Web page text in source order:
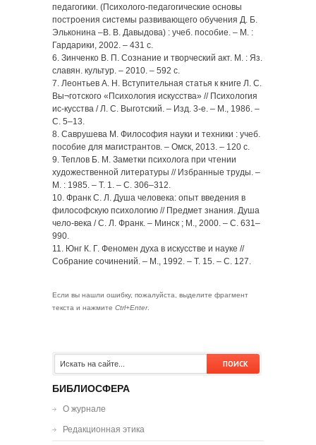
педагогики. (Психолого-педагогические основы
построения системы развивающего обучения Д. Б.
Эльконина –В. В. Давыдова) : учеб. пособие. – М. :
Гардарики, 2002. – 431 с.
6. Зинченко В. П. Сознание и творческий акт. М. : Яз.
славян. культур. – 2010. – 592 с.
7. Леонтьев А. Н. Вступительная статья к книге Л. С.
Вы¬готского «Психология искусства» // Психология
ис-кусства / Л. С. Выготский. – Изд. 3-е. – М., 1986. –
С. 5–13.
8. Саврушева М. Философия науки и техники : учеб.
пособие для магистрантов. – Омск, 2013. – 120 с.
9. Теплов Б. М. Заметки психолога при чтении
художественной литературы // Избранные труды. –
М. : 1985. – Т. 1. – С. 306–312.
10. Франк С. Л. Душа человека: опыт введения в
философскую психологию // Предмет знания. Душа
чело-века / С. Л. Франк. – Минск ; М., 2000. – С. 631–
990.
11. Юнг К. Г. Феномен духа в искусстве и науке //
Собрание сочинений. – М., 1992. – Т. 15. – С. 127.
Если вы нашли ошибку, пожалуйста, выделите фрагмент
текста и нажмите Ctrl+Enter.
БИБЛИОСФЕРА
О журнале
Редакционная этика